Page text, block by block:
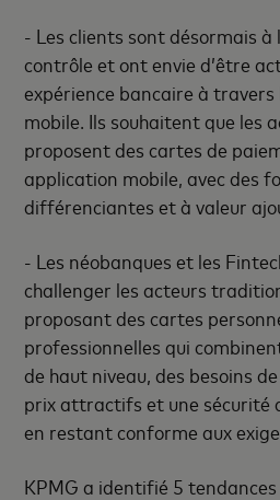
- Les clients sont désormais à
contrôle et ont envie d’être
expérience bancaire à
mobile. Ils souhaitent que les
proposent des cartes de
application mobile, avec des
différenciantes et à valeur
- Les néobanques et les
challenger les acteurs
proposant des cartes
professionnelles qui
de haut niveau, des besoins
prix attractifs et une sécurité
en restant conforme aux
KPMG a identifié 5